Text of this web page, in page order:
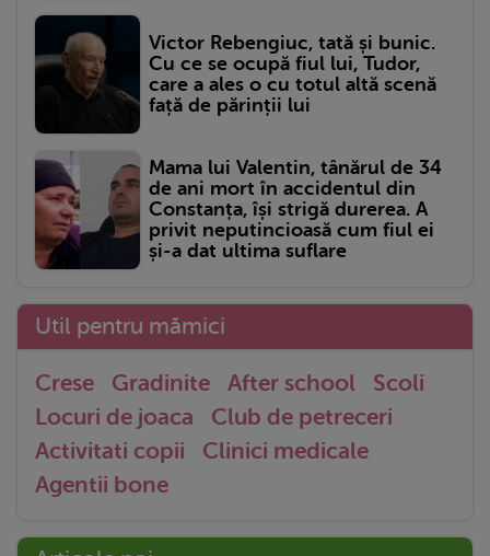
Victor Rebengiuc, tată și bunic.
Cu ce se ocupă fiul lui, Tudor,
care a ales o cu totul altă scenă
față de părinții lui
Mama lui Valentin, tânărul de 34
de ani mort în accidentul din
Constanța, își strigă durerea. A
privit neputincioasă cum fiul ei
și-a dat ultima suflare
Util pentru mămici
Crese Gradinite After school
Scoli
Locuri de joaca
Club de petreceri
Activitati copii
Clinici medicale
Agentii bone